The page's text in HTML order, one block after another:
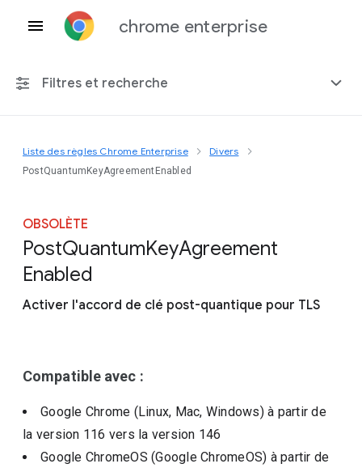
chrome enterprise
Filtres et recherche
Toute plate-forme
Inclure les règles obsolètes
Liste des règles Chrome Enterprise Divers
PostQuantumKeyAgreementEnabled
OBSOLÈTE
PostQuantumKeyAgreement
Enabled
Activer l'accord de clé post-quantique pour TLS
Compatible avec :
Google Chrome (Linux, Mac, Windows)à partir de
la version 116 vers la version 146
Google ChromeOS (Google ChromeOS) à partir de